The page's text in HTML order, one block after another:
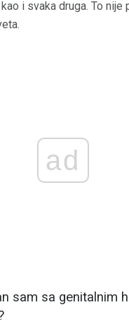
i svaka druga. To nije
ad
sam sa genitalnim